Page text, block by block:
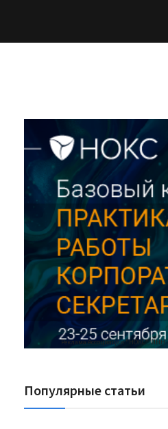
Реклама Ассоциации "НОКС", ИНН
Популярные статьи